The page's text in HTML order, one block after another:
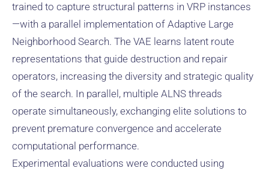
trained to capture structural patterns in VRP instances
—with a parallel implementation of Adaptive Large
Neighborhood Search. The VAE learns latent route
representations that guide destruction and repair
operators, increasing the diversity and strategic quality
of the search. In parallel, multiple ALNS threads
operate simultaneously, exchanging elite solutions to
prevent premature convergence and accelerate
computational performance.
Experimental evaluations were conducted using